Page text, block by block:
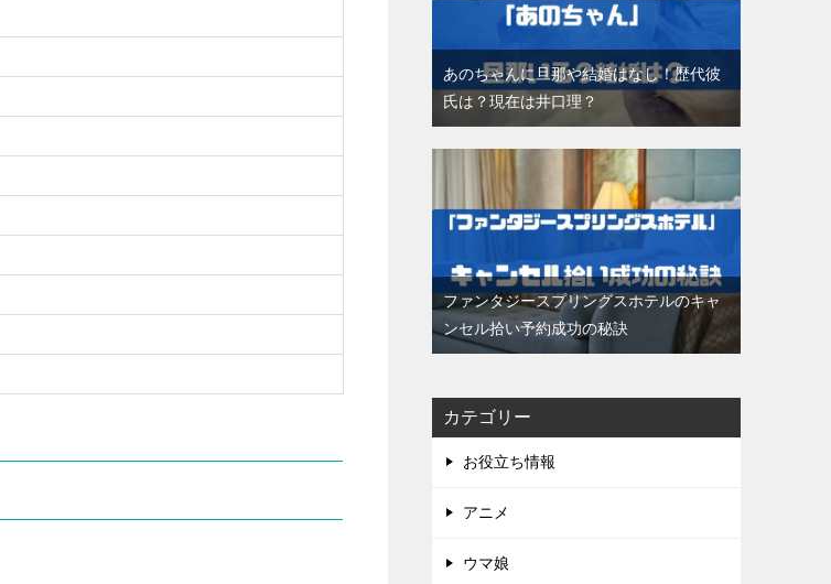
あのちゃんに旦那や結婚はなし！歴代彼
氏は？現在は井口理？
ファンタジースプリングスホテルのキャ
ンセル拾い予約成功の秘訣
カテゴリー
お役立ち情報
アニメ
ウマ娘